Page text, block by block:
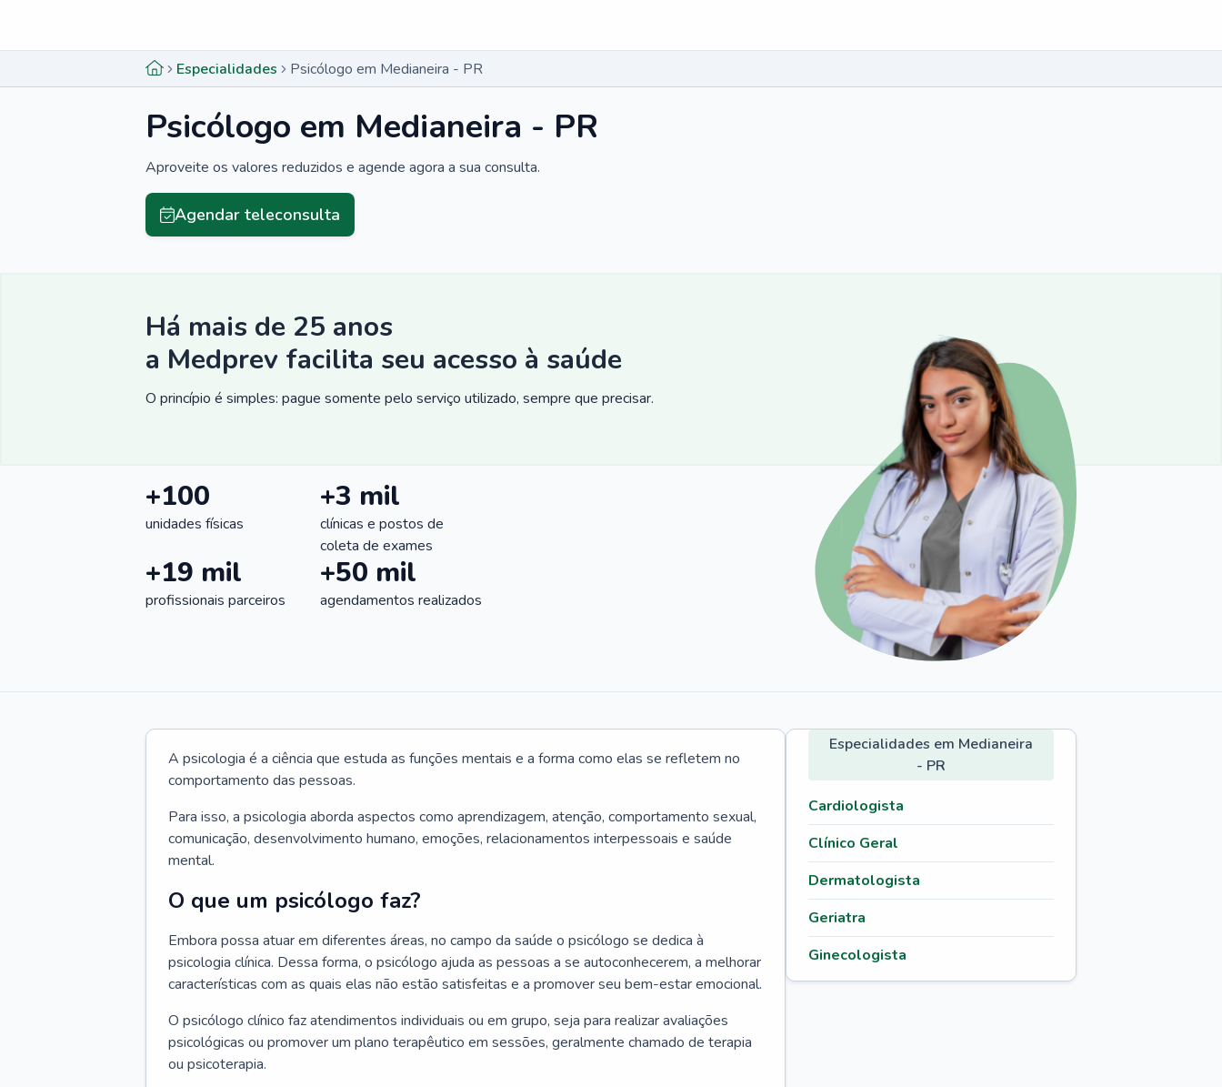
Especialidades Psicólogo em Medianeira - PR
Psicólogo em Medianeira - PR
Aproveite os valores reduzidos e agende agora a sua consulta.
Agendar teleconsulta
Há mais de 25 anos
a Medprev facilita seu acesso à saúde
O princípio é simples: pague somente pelo serviço utilizado, sempre que precisar.
+100
unidades físicas
+3 mil
clínicas e postos de
coleta de exames
+19 mil
profissionais parceiros
+50 mil
agendamentos realizados
A psicologia é a ciência que estuda as funções mentais e a forma como elas se refletem no
comportamento das pessoas.
Para isso, a psicologia aborda aspectos como aprendizagem, atenção, comportamento sexual,
comunicação, desenvolvimento humano, emoções, relacionamentos interpessoais e saúde
mental.
O que um psicólogo faz?
Embora possa atuar em diferentes áreas, no campo da saúde o psicólogo se dedica à
psicologia clínica. Dessa forma, o psicólogo ajuda as pessoas a se autoconhecerem, a melhorar
características com as quais elas não estão satisfeitas e a promover seu bem-estar emocional.
O psicólogo clínico faz atendimentos individuais ou em grupo, seja para realizar avaliações
psicológicas ou promover um plano terapêutico em sessões, geralmente chamado de terapia
ou psicoterapia.
Especialidades em Medianeira
- PR
Cardiologista
Clínico Geral
Dermatologista
Geriatra
Ginecologista